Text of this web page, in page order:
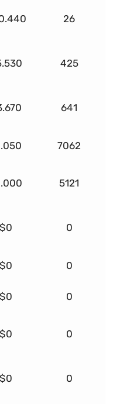
26
425
641
7062
5121
$0 0
$0 0
$0 0
$0 0
$0 0